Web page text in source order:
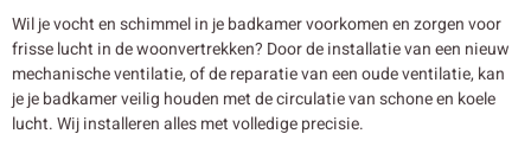
Wil je vocht en schimmel in je badkamer voorkomen en zorgen voor
frisse lucht in de woonvertrekken? Door de installatie van een nieuw
mechanische ventilatie, of de reparatie van een oude ventilatie, kan
je je badkamer veilig houden met de circulatie van schone en koele
lucht. Wij installeren alles met volledige precisie.